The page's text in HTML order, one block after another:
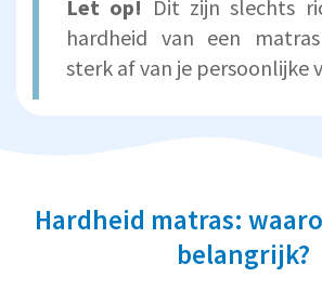
Let op! Dit zijn slechts
hardheid van een
sterk af van je persoonlijke
Hardheid matras:
belangrijk?